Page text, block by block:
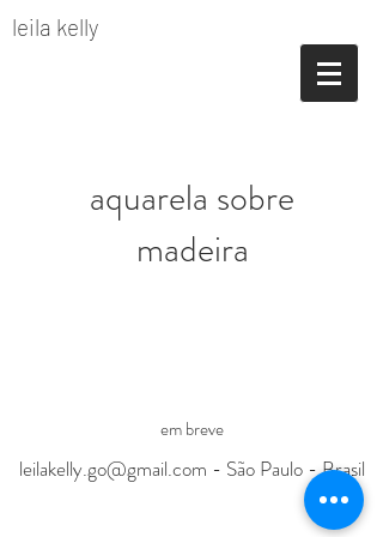
leila kelly
aquarela sobre
madeira
em breve
leilakelly.go@gmail.com - São Paulo - Brasil